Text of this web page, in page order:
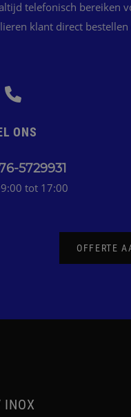
telefonisch bereiken
klant direct
ONS
5729931
tot 17:00
OFFERTE
INOX